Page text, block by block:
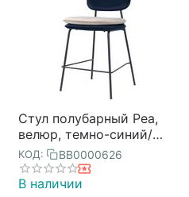
Стул полубарный Pea,
велюр, темно-синий/
бежевый, Bergenson
Bjorn
КОД: BB0000626
В наличии